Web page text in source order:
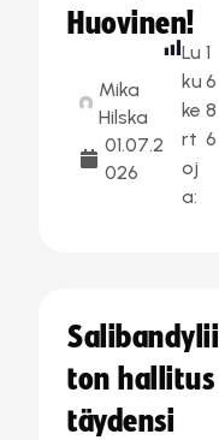
Huovinen!
Mika
Hilska
01.07.2
026
Lu
ku
ke
rt
oj
a:
1
6
8
6
Salibandylii
ton hallitus
täydensi